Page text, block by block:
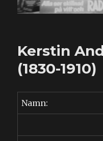
Kerstin
(1830-1910)
Namn: